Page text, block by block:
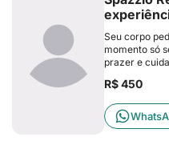
Seu corpo
momento só
prazer e
R$ 450